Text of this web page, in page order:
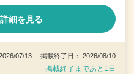
詳細を見る
07/13 掲載終了日： 2026/08/10
掲載終了まであと1日